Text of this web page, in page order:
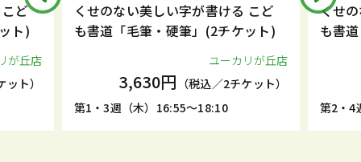
ど
ト)
が丘店
ト）
くせのない美しい字が書ける こど
も書道「毛筆・硬筆」(2チケット)
ユーカリが丘店
3,630円 （税込／2チケット）
第1・3週（木）16:55～18:10
くせ
も書
第2・4